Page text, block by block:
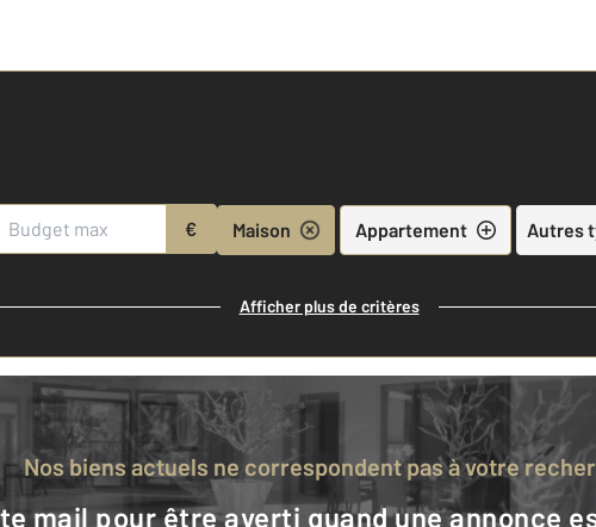
€ Maison Appartement Autres
Afficher plus de critères
Nos biens actuels ne correspondent pas à votre